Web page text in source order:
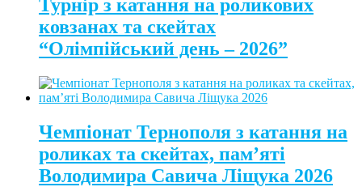
Турнір з катання на роликових
ковзанах та скейтах
“Олімпійський день – 2026”
Чемпіонат Тернополя з катання на
роликах та скейтах, пам’яті
Володимира Савича Ліщука 2026